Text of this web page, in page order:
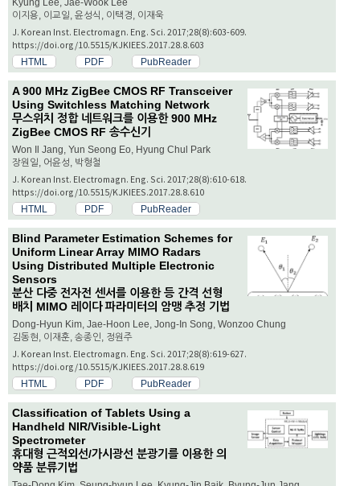
Kyung Lee, Jae-Wook Lee
이지용, 이교일, 윤성식, 이택경, 이재욱
J. Korean Inst. Electromagn. Eng. Sci. 2017;28(8):603-609.
https://doi.org/10.5515/KJKIEES.2017.28.8.603
HTML PDF PubReader
A 900 MHz ZigBee CMOS RF Transceiver
Using Switchless Matching Network
무스위치 정합 네트워크를 이용한 900 MHz
ZigBee CMOS RF 송수신기
Won Il Jang, Yun Seong Eo, Hyung Chul Park
장원일, 어윤성, 박형철
J. Korean Inst. Electromagn. Eng. Sci. 2017;28(8):610-618.
https://doi.org/10.5515/KJKIEES.2017.28.8.610
HTML PDF PubReader
Blind Parameter Estimation Schemes for
Uniform Linear Array MIMO Radars
Using Distributed Multiple Electronic
Sensors
분산 다중 전자전 센서를 이용한 등 간격 선형
배치 MIMO 레이다 파라미터의 암맹 추정 기법
Dong-Hyun Kim, Jae-Hoon Lee, Jong-In Song, Wonzoo Chung
김동현, 이재훈, 송종인, 정원주
J. Korean Inst. Electromagn. Eng. Sci. 2017;28(8):619-627.
https://doi.org/10.5515/KJKIEES.2017.28.8.619
HTML PDF PubReader
Classification of Tablets Using a
Handheld NIR/Visible-Light
Spectrometer
휴대형 근적외선/가시광선 분광기를 이용한 의
약품 분류기법